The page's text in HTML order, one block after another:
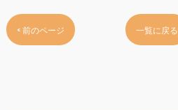
< 前のページ 一覧に戻る